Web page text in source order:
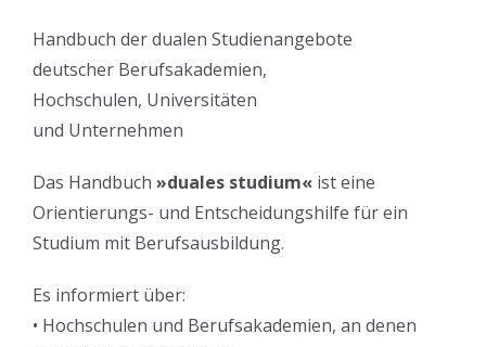
Handbuch der dualen Studienangebote
deutscher Berufsakademien,
Hochschulen, Universitäten
und Unternehmen
Das Handbuch »duales studium«ist eine
Orientierungs- und Entscheidungshilfe für ein
Studium mit Berufsausbildung.
Es informiert über:
• Hochschulen und Berufsakademien, an denen